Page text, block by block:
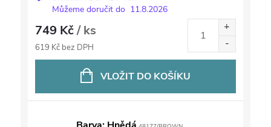
Můžeme doručit do 11.8.2026
749 Kč/ ks
619 Kč bez DPH
VLOŽIT DO KOŠÍKU